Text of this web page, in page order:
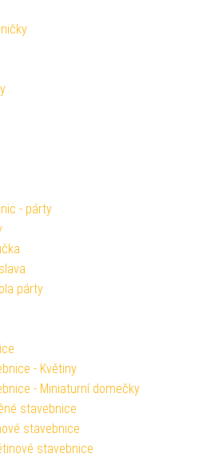
- párty
párty
- Květiny
- Miniaturní domečky
stavebnice
stavebnice
stavebnice